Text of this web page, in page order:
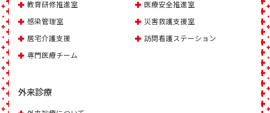
教育研修推進室
医療安全推進室
感染管理室
災害救護支援室
居宅介護支援
訪問看護ステーション
専門医療チーム
外来診療